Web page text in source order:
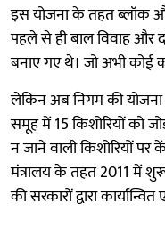
इस योजना के तहत ब्लॉक
पहले से ही बाल विवाह और
बनाए गए थे। जो अभी कोई
लेकिन अब निगम की
समूह में 15 किशोरियों को
न जाने वाली किशोरियों पर
मंत्रालय के तहत 2011 में शुरू
की सरकारों द्वारा